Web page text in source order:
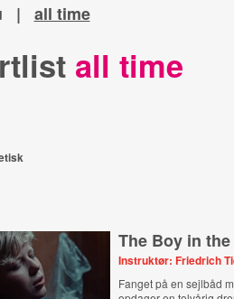
| all time
all time
The Boy in
Instruktør: Friedrich
Fanget på en sejlbåd